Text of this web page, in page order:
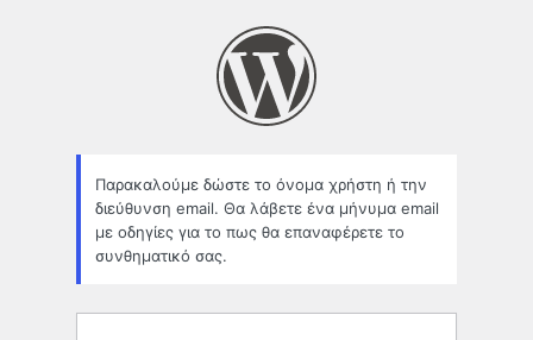
Παρακαλούμε δώστε το όνομα χρήστη ή την
διεύθυνση email. Θα λάβετε ένα μήνυμα email
με οδηγίες για το πως θα επαναφέρετε το
συνθηματικό σας.